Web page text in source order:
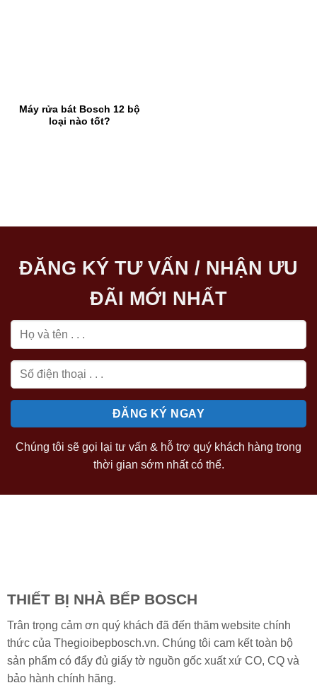
Máy rửa bát Bosch 12 bộ
loại nào tốt?
ĐĂNG KÝ TƯ VẤN / NHẬN ƯU
ĐÃI MỚI NHẤT
Chúng tôi sẽ gọi lại tư vấn & hỗ trợ quý khách hàng trong
thời gian sớm nhất có thể.
THIẾT BỊ NHÀ BẾP BOSCH
Trân trọng cảm ơn quý khách đã đến thăm website chính
thức của Thegioibepbosch.vn. Chúng tôi cam kết toàn bộ
sản phẩm có đẩy đủ giấy tờ nguồn gốc xuất xứ CO, CQ và
bảo hành chính hãng.